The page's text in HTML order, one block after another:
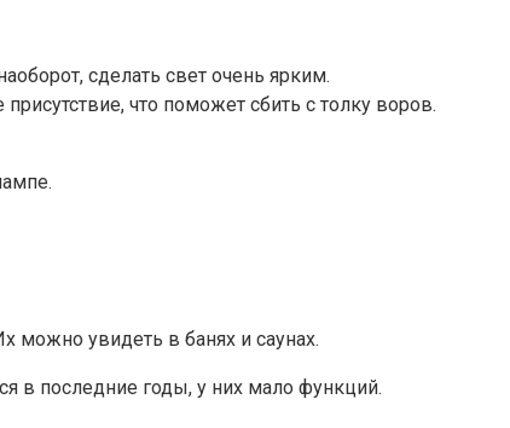
сделать свет очень ярким.
что поможет сбить с толку воров.
можно увидеть в банях и саунах.
в последние годы, у них мало функций.